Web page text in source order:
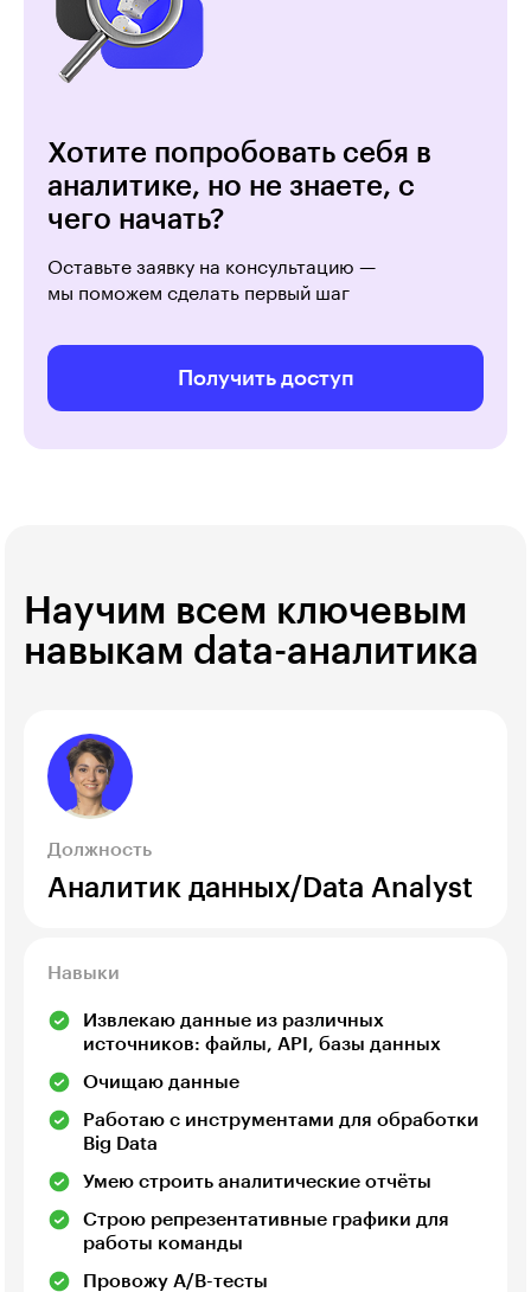
Хотите попробовать себя в
аналитике, но не знаете, с
чего начать?
Оставьте заявку на консультацию —
мы поможем сделать первый шаг
Получить доступ
Научим всем ключевым
навыкам data-аналитика
Должность
Аналитик данных/Data Analyst
Навыки
Извлекаю данные из различных
источников: файлы, API, базы данных
Очищаю данные
Работаю с инструментами для обработки
Big Data
Умею строить аналитические отчёты
Строю репрезентативные графики для
работы команды
Провожу A/B-тесты